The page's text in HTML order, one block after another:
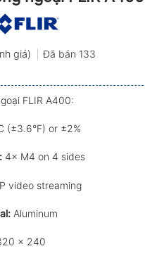
giá) Đã bán 133
FLIR A400:
(±3.6°F) or ±2%
4× M4 on 4 sides
video streaming
Aluminum
× 240